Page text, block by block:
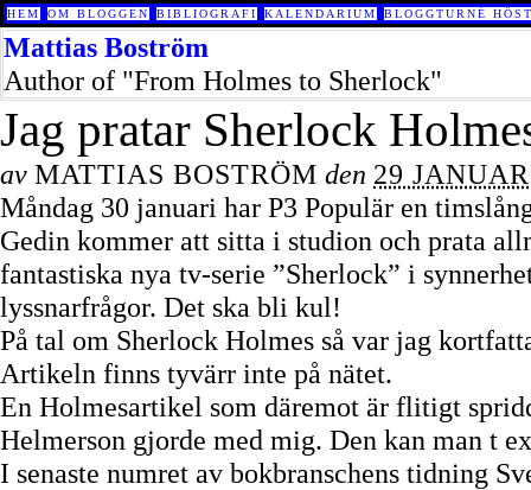
HEM OM BLOGGEN BIBLIOGRAFI KALENDARIUM BLOGGTURNÉ
Mattias Boström
Author of "From Holmes to Sherlock"
Jag pratar Sherlock
av MATTIAS BOSTRÖM den 29
Måndag 30 januari har P3 Populär en
Gedin kommer att sitta i studion och prata
fantastiska nya tv-serie ”Sherlock” i
lyssnarfrågor. Det ska bli kul!
På tal om Sherlock Holmes så var jag
Artikeln finns tyvärr inte på nätet.
En Holmesartikel som däremot är flitigt
Helmerson gjorde med mig. Den kan man t
I senaste numret av bokbranschens tidning